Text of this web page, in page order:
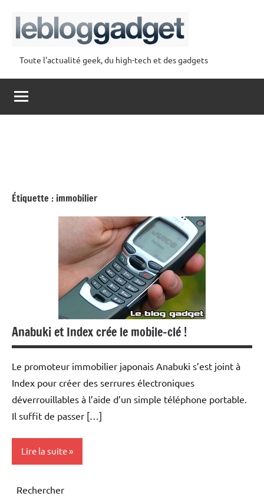
contenu
lebloggadget
Toute l'actualité geek, du high-tech et des gadgets
Étiquette : immobilier
Anabuki et Index crée le mobile-clé !
Le promoteur immobilier japonais Anabuki s’est joint à
Index pour créer des serrures électroniques
déverrouillables à l’aide d’un simple téléphone portable.
Il suffit de passer […]
Lire la suite
Inclassables
Rechercher